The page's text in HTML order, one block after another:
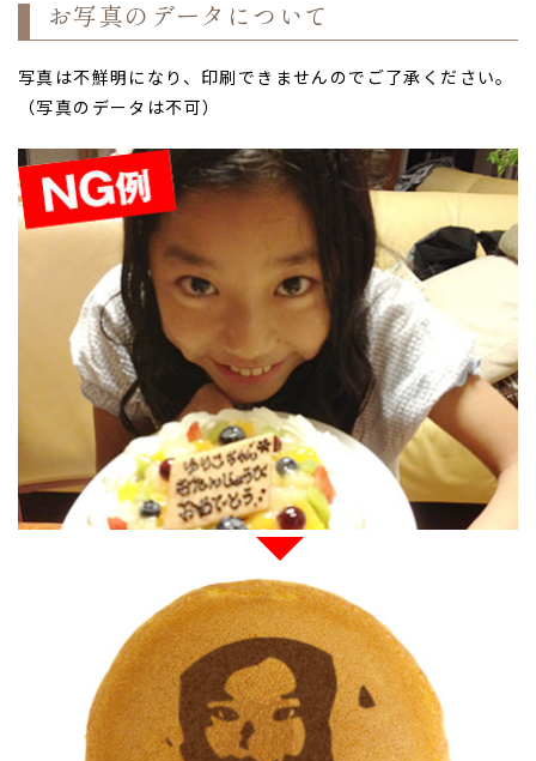
お写真のデータについて
写真は不鮮明になり、印刷できませんのでご了承ください。
（写真のデータは不可）